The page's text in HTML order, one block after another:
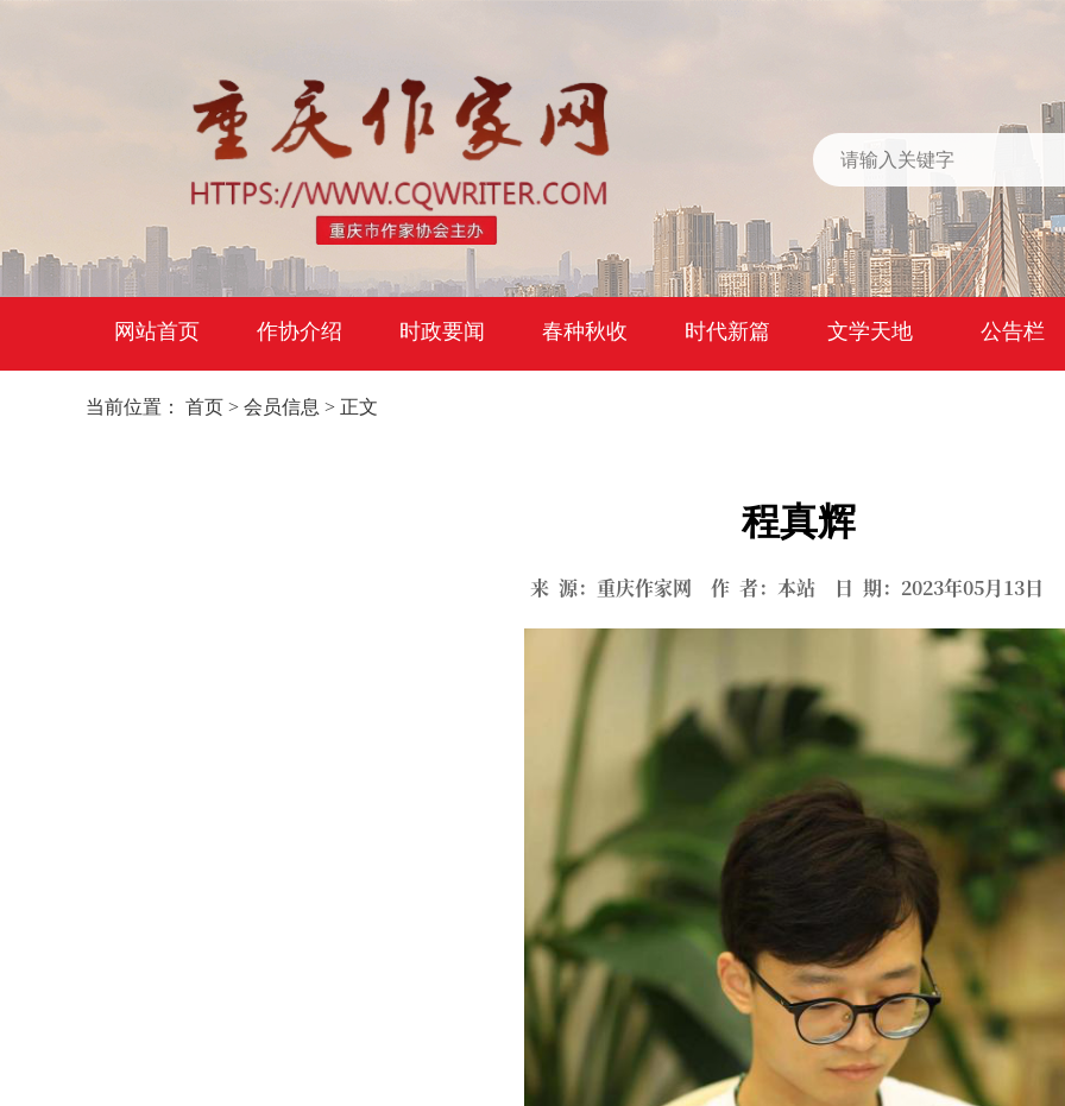
网站首页 作协介绍 时政要闻 春种秋收 时代新篇 文学天地 公告栏
当前位置： 首页 > 会员信息 > 正文
程真辉
来 源：重庆作家网 作 者：本站 日 期：2023年05月13